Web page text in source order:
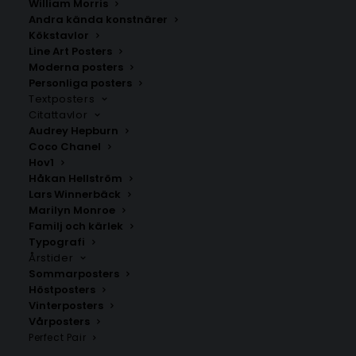
William Morris
Andra kända konstnärer
Kökstavlor
Line Art Posters
Moderna posters
Personliga posters
Textposters
Citattavlor
Audrey Hepburn
Coco Chanel
Hov1
Håkan Hellström
Lars Winnerbäck
Marilyn Monroe
Familj och kärlek
Typografi
Årstider
Sommarposters
Höstposters
Vinterposters
Vårposters
Perfect Pair
Nikkala
Fr. 200.00kr
Seskarö
Fr.200.00